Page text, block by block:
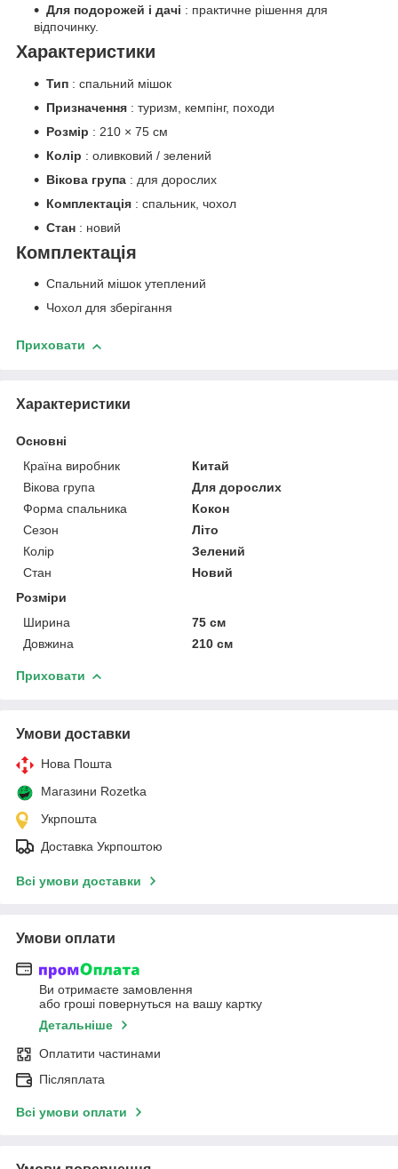
Для подорожей і дачі : практичне рішення для
відпочинку.
Характеристики
Тип : спальний мішок
Призначення : туризм, кемпінг, походи
Розмір : 210 × 75 см
Колір : оливковий / зелений
Вікова група : для дорослих
Комплектація : спальник, чохол
Стан : новий
Комплектація
Спальний мішок утеплений
Чохол для зберігання
Приховати
Характеристики
Основні
Країна виробник
Китай
Вікова група
Для дорослих
Форма спальника
Кокон
Сезон
Літо
Колір
Зелений
Стан
Новий
Розміри
Ширина
75 см
Довжина
210 см
Приховати
Умови доставки
Нова Пошта
Магазини Rozetka
Укрпошта
Доставка Укрпоштою
Всі умови доставки
Умови оплати
Ви отримаєте замовлення
або гроші повернуться на вашу картку
Детальніше
Оплатити частинами
Післяплата
Всі умови оплати